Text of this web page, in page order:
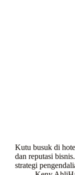
Kutu busuk di
dan reputasi
strategi